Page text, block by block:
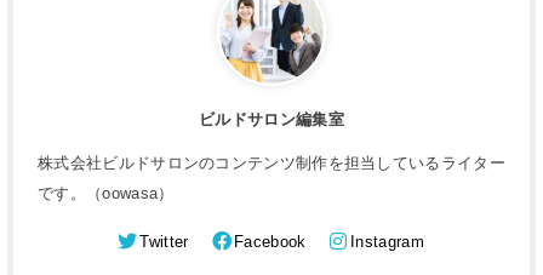
ビルドサロン編集室
株式会社ビルドサロンのコンテンツ制作を担当しているライター
です。（oowasa）
Twitter Facebook Instagram